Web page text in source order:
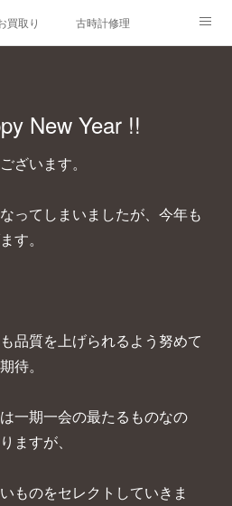
買取り 古時計修理
New Year !!
ざいます。
ってしまいましたが、今年も
す。
品質を上げられるよう努めて
待。
一期一会の最たるものなの
ますが、
ものをセレクトしていきま